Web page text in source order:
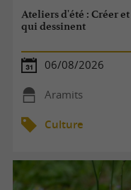
Ateliers d'été : Créer
qui dessinent
06/08/2026
Aramits
Culture